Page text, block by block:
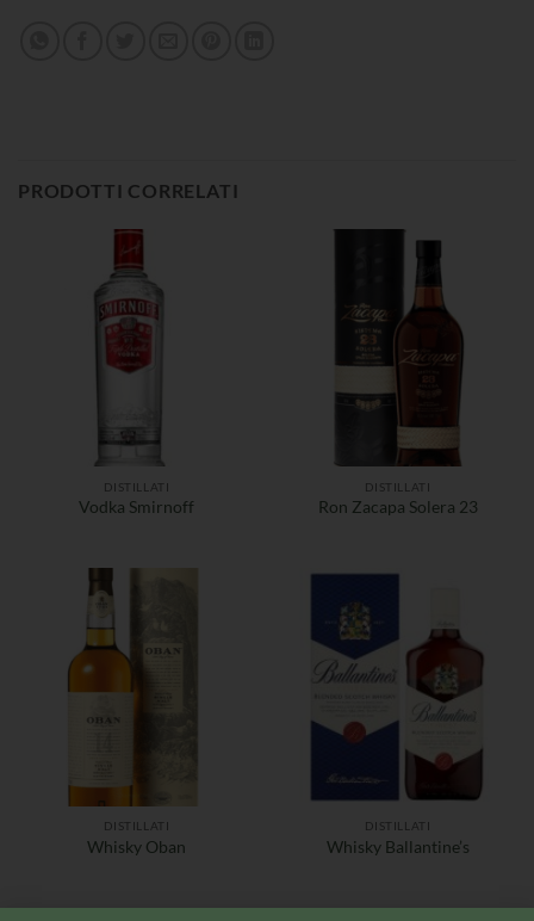
PRODOTTI CORRELATI
DISTILLATI
Vodka Smirnoff
DISTILLATI
Ron Zacapa Solera 23
DISTILLATI
Whisky Oban
DISTILLATI
Whisky Ballantine’s